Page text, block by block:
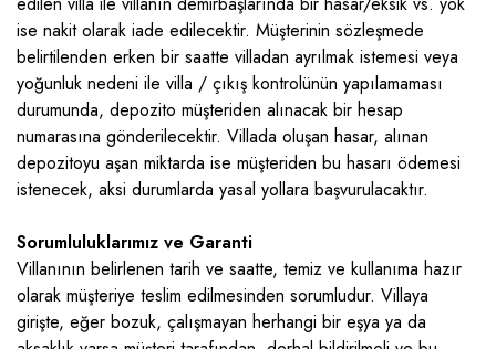
ise nakit olarak iade edilecektir. Müşterinin sözleşmede
belirtilenden erken bir saatte villadan ayrılmak istemesi veya
yoğunluk nedeni ile villa / çıkış kontrolünün yapılamaması
durumunda, depozito müşteriden alınacak bir hesap
numarasına gönderilecektir. Villada oluşan hasar, alınan
depozitoyu aşan miktarda ise müşteriden bu hasarı ödemesi
istenecek, aksi durumlarda yasal yollara başvurulacaktır.
Sorumluluklarımız ve Garanti
Villanının belirlenen tarih ve saatte, temiz ve kullanıma hazır
olarak müşteriye teslim edilmesinden sorumludur. Villaya
girişte, eğer bozuk, çalışmayan herhangi bir eşya ya da